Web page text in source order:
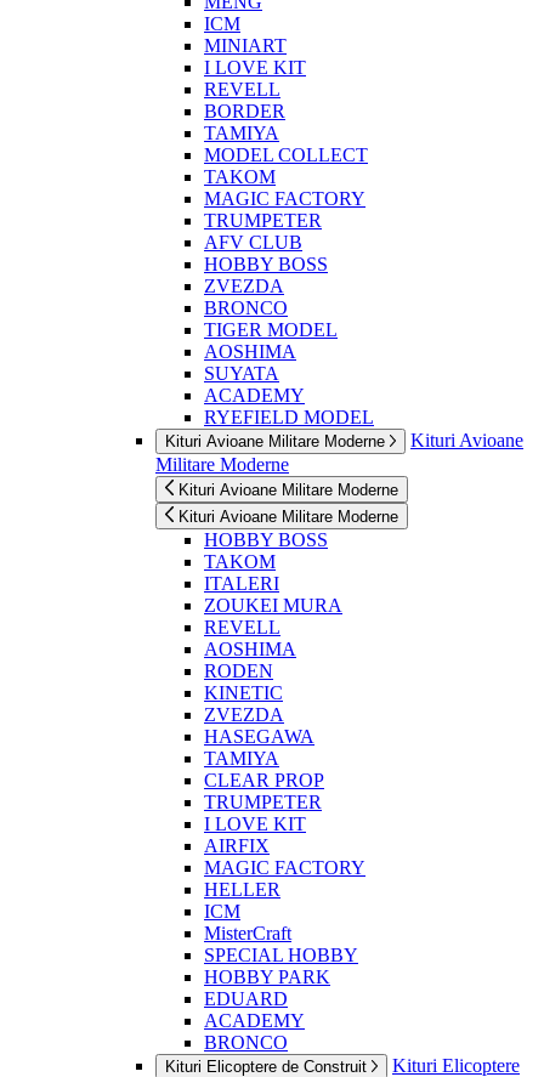
ICM
MINIART
I LOVE KIT
REVELL
BORDER
TAMIYA
MODEL COLLECT
TAKOM
MAGIC FACTORY
TRUMPETER
AFV CLUB
HOBBY BOSS
ZVEZDA
BRONCO
TIGER MODEL
AOSHIMA
SUYATA
ACADEMY
RYEFIELD MODEL
Kituri Avioane Militare Moderne
Kituri Avioane
Militare Moderne
Kituri Avioane Militare Moderne
Kituri Avioane Militare Moderne
HOBBY BOSS
TAKOM
ITALERI
ZOUKEI MURA
REVELL
AOSHIMA
RODEN
KINETIC
ZVEZDA
HASEGAWA
TAMIYA
CLEAR PROP
TRUMPETER
I LOVE KIT
AIRFIX
MAGIC FACTORY
HELLER
ICM
MisterCraft
SPECIAL HOBBY
HOBBY PARK
EDUARD
ACADEMY
BRONCO
Kituri Elicoptere de Construit
Kituri Elicoptere